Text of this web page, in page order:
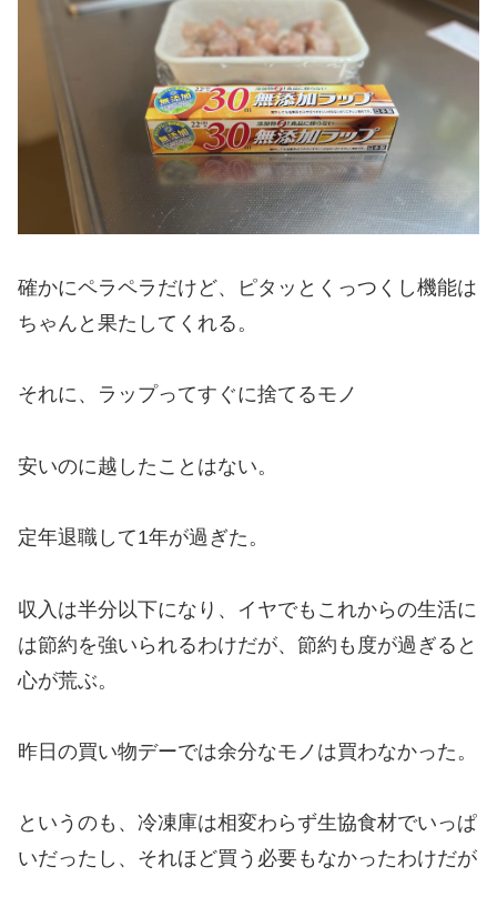
確かにペラペラだけど、ピタッとくっつくし機能は
ちゃんと果たしてくれる。
それに、ラップってすぐに捨てるモノ
安いのに越したことはない。
定年退職して1年が過ぎた。
収入は半分以下になり、イヤでもこれからの生活に
は節約を強いられるわけだが、節約も度が過ぎると
心が荒ぶ。
昨日の買い物デーでは余分なモノは買わなかった。
というのも、冷凍庫は相変わらず生協食材でいっぱ
いだったし、それほど買う必要もなかったわけだが